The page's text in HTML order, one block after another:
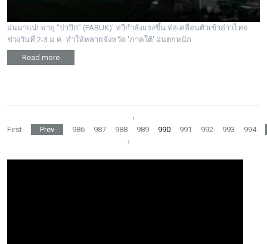
ฝนมาแน่! พายุ “ปาบึก” (PABUK)' ทวีกำลังแรงขึ้น จ่อเคลื่อนตัวเข้าอ่าวไทย
ช่วงวันที่ 2-3 ม.ค. ทำให้หลายจังหวัด 'ภาคใต้' ฝนตกหนัก
Read more
‹
First
Prev 986 987 988 989 990 991 992 993
994
›